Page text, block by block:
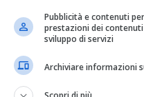
Pubblicità e contenuti
prestazioni dei
sviluppo di servizi
Archiviare informazioni